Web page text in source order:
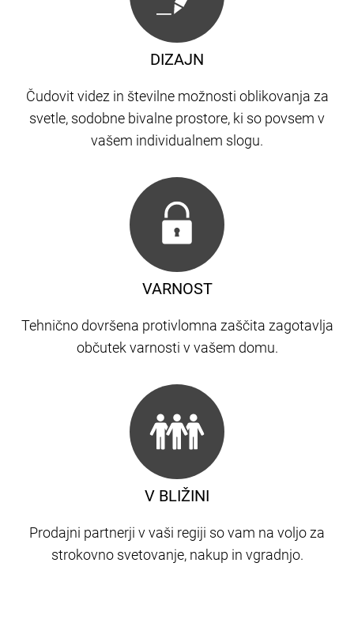
DIZAJN
Čudovit videz in številne možnosti oblikovanja za
svetle, sodobne bivalne prostore, ki so povsem v
vašem individualnem slogu.
V BLIŽINI
Prodajni partnerji v vaši regiji so vam na voljo za
strokovno svetovanje, nakup in vgradnjo.
VARNOST
Tehnično dovršena protivlomna zaščita zagotavlja
občutek varnosti v vašem domu.